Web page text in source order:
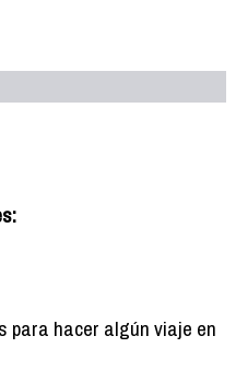
para hacer algún viaje en